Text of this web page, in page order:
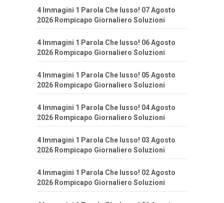
4 Immagini 1 Parola Che lusso! 07 Agosto
2026 Rompicapo Giornaliero Soluzioni
4 Immagini 1 Parola Che lusso! 06 Agosto
2026 Rompicapo Giornaliero Soluzioni
4 Immagini 1 Parola Che lusso! 05 Agosto
2026 Rompicapo Giornaliero Soluzioni
4 Immagini 1 Parola Che lusso! 04 Agosto
2026 Rompicapo Giornaliero Soluzioni
4 Immagini 1 Parola Che lusso! 03 Agosto
2026 Rompicapo Giornaliero Soluzioni
4 Immagini 1 Parola Che lusso! 02 Agosto
2026 Rompicapo Giornaliero Soluzioni